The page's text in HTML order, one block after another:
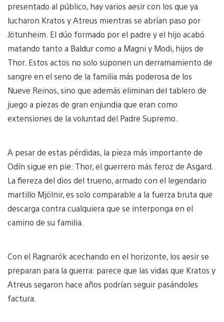
presentado al público, hay varios aesir con los que ya
lucharon Kratos y Atreus mientras se abrían paso por
Jötunheim. El dúo formado por el padre y el hijo acabó
matando tanto a Baldur como a Magni y Modi, hijos de
Thor. Estos actos no solo suponen un derramamiento de
sangre en el seno de la familia más poderosa de los
Nueve Reinos, sino que además eliminan del tablero de
juego a piezas de gran enjundia que eran como
extensiones de la voluntad del Padre Supremo.
A pesar de estas pérdidas, la pieza más importante de
Odín sigue en pie: Thor, el guerrero más feroz de Asgard.
La fiereza del dios del trueno, armado con el legendario
martillo Mjölnir, es solo comparable a la fuerza bruta que
descarga contra cualquiera que se interponga en el
camino de su familia.
Con el Ragnarök acechando en el horizonte, los aesir se
preparan para la guerra: parece que las vidas que Kratos y
Atreus segaron hace años podrían seguir pasándoles
factura.